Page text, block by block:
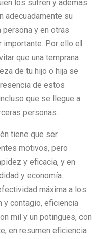
los sufren y además
adecuadamente su
persona y en otras
Por ello el
que una temprana
de tu hijo o hija se
de estos
que se llegue a
personas.
tiene que ser
motivos, pero
y eficacia, y en
y economía.
máxima a los
y contagio, eficiencia
mil y un potingues, con
en resumen eficiencia